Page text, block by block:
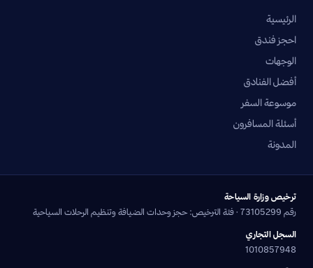
الرئيسية
احجز فندق
الوجهات
أفضل الفنادق
موسوعة السفر
أسئلة المسافرون
المدونة
ترخيص وزارة السياحة
رقم 73105299 · فئة الترخيص: حجز وحدات الضيافة وتنظيم الرحلات السياحية
السجل التجاري
1010857948